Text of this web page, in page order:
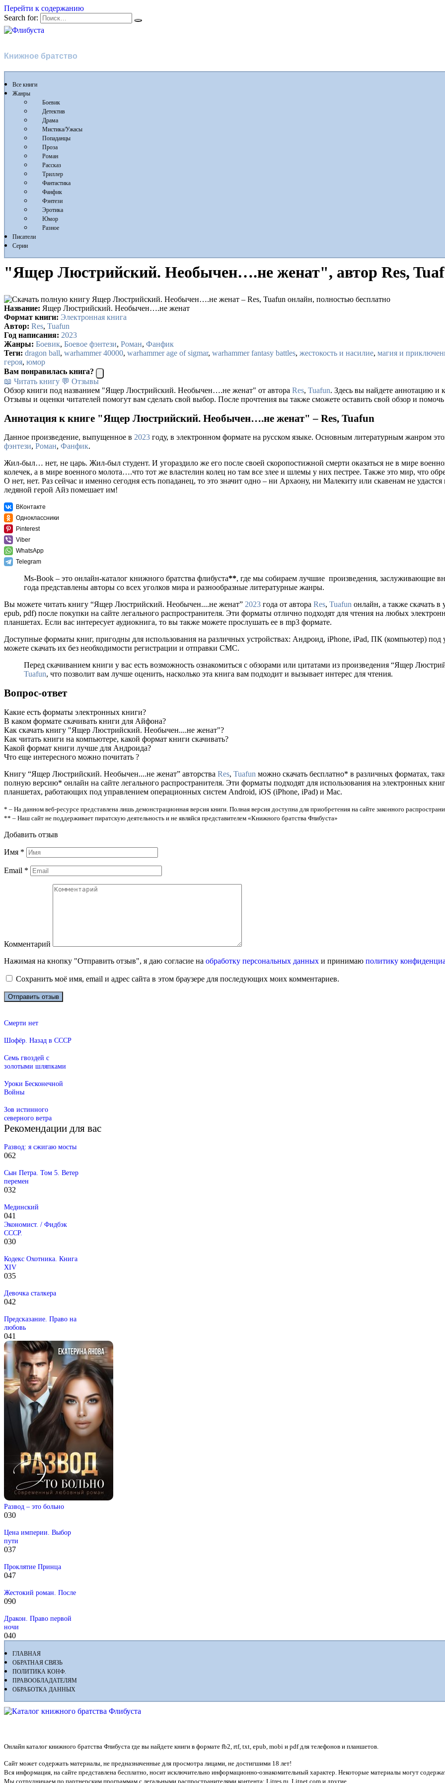
Перейти к содержанию
Search for:
Книжное братство
Все книги
Жанры
Боевик
Детектив
Драма
Мистика/Ужасы
Попаданцы
Проза
Роман
Рассказ
Триллер
Фантастика
Фанфик
Фэнтези
Эротика
Юмор
Разное
Писатели
Серии
"Ящер Люстрийский. Необычен….не женат", автор Res,
Название: Ящер Люстрийский. Необычен….не женат
Формат книги: Электронная книга
Автор: Res, Tuafun
Год написания: 2023
Жанры: Боевик, Боевое фэнтези, Роман, Фанфик
Теги: dragon ball, warhammer 40000, warhammer age of sigmar, warhammer fantasy battles, жестокость и насилие, магия и
героя, юмор
Вам понравилась книга?
📖 Читать книгу 💬 Отзывы
Обзор книги под названием "Ящер Люстрийский. Необычен….не женат" от автора Res, Tuafun. Здесь вы найдете аннотацию и
Отзывы и оценки читателей помогут вам сделать свой выбор. После прочтения вы также сможете оставить свой обзор и
Аннотация к книге "Ящер Люстрийский. Необычен….не женат" – Res, Tuafun
Данное произведение, выпущенное в 2023 году, в электронном формате на русском языке. Основным литературным жанром
фэнтези, Роман, Фанфик.
Жил-был… нет, не царь. Жил-был студент. И угораздило же его после своей скоропостижной смерти оказаться не в мире
колечек, а в мире военного молота….что тот же властелин колец но там все злее и шлемы у них пестрее. Также это мир, что
О нет, нет. Раз сейчас и именно сегодня есть попаданец, то это значит одно – ни Архаону, ни Малекиту или скавенам не
ледяной герой Айз помешает им!
ВКонтакте
Одноклассники
Pinterest
Viber
WhatsApp
Telegram
Ms-Book – это онлайн-каталог книжного братства флибуста**, где мы собираем лучшие произведения, заслуживающие
года представлены авторы со всех уголков мира и разнообразные литературные жанры.
Вы можете читать книгу “Ящер Люстрийский. Необычен....не женат” 2023 года от автора Res, Tuafun онлайн, а также скачать
epub, pdf) после покупки на сайте легального распространителя. Эти форматы отлично подходят для чтения на любых
планшетах. Если вас интересует аудиокнига, то вы также можете прослушать ее в mp3 формате.
Доступные форматы книг, пригодны для использования на различных устройствах: Андроид, iPhone, iPad, ПК (компьютер)
можете скачать их без необходимости регистрации и отправки СМС.
Перед скачиванием книги у вас есть возможность ознакомиться с обзорами или цитатами из произведения “Ящер
Tuafun, что позволит вам лучше оценить, насколько эта книга вам подходит и вызывает интерес для чтения.
Вопрос-ответ
Какие есть форматы электронных книги?
В каком формате скачивать книги для Айфона?
Как скачать книгу "Ящер Люстрийский. Необычен....не женат"?
Как читать книги на компьютере, какой формат книги скачивать?
Какой формат книги лучше для Андроида?
Что еще интересного можно почитать ?
Книгу “Ящер Люстрийский. Необычен....не женат” авторства Res, Tuafun можно скачать бесплатно* в различных форматах,
полную версию* онлайн на сайте легального распространителя. Эти форматы подходят для использования на электронных
планшетах, работающих под управлением операционных систем Android, iOS (iPhone, iPad) и Mac.
* – На данном веб-ресурсе представлена лишь демонстрационная версия книги. Полная версия доступна для приобретения на сайте законного
** – Наш сайт не поддерживает пиратскую деятельность и не являйся представителем «Книжного братства Флибуста»
Добавить отзыв
Имя *
Email *
Комментарий
Нажимая на кнопку "Отправить отзыв", я даю согласие на обработку персональных данных и принимаю политику
Сохранить моё имя, email и адрес сайта в этом браузере для последующих моих комментариев.
Смерти нет
Шофёр. Назад в СССР
Семь гвоздей с
золотыми шляпками
Уроки Бесконечной
Войны
Зов истинного
северного ветра
Рекомендации для вас
Развод: я сжигаю мосты
062
Сын Петра. Том 5. Ветер
перемен
032
Мединский
041
Экономист. / Фидбэк
СССР.
030
Кодекс Охотника. Книга
XIV
035
Девочка сталкера
042
Предсказание. Право на
любовь
041
Развод – это больно
030
Цена империи. Выбор
пути
037
Проклятие Принца
047
Жестокий роман. После
090
Дракон. Право первой
ночи
040
ГЛАВНАЯ
ОБРАТНАЯ СВЯЗЬ
ПОЛИТИКА КОНФ.
ПРАВООБЛАДАТЕЛЯМ
ОБРАБОТКА ДАННЫХ
Онлайн каталог книжного братства Флибуста где вы найдете книги в формате fb2, rtf, txt, epub, mobi и pdf для телефонов и планшетов.
Сайт может содержать материалы, не предназначенные для просмотра лицами, не достигшими 18 лет!
Вся информация, на сайте представлена бесплатно, носит исключительно информационно-ознакомительный характер. Некоторые материалы могут
Мы сотрудничаем по партнерским программам с легальными распространителями контента: Litres.ru, Litnet.com и другие.